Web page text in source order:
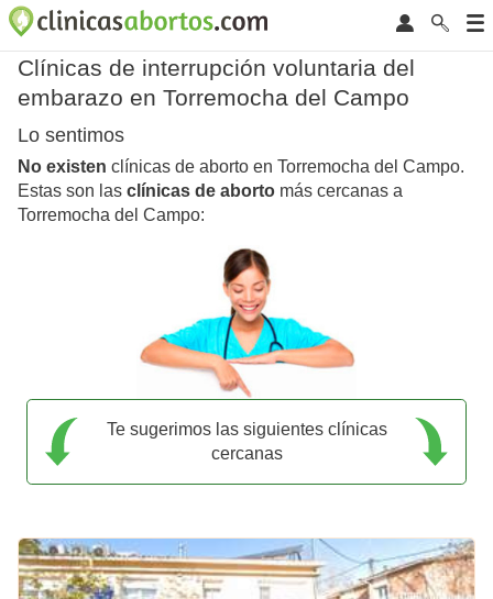
Clínicas de interrupción voluntaria del
embarazo en Torremocha del Campo
Lo sentimos
No existen clínicas de aborto en Torremocha del Campo.
Estas son las clínicas de aborto más cercanas a
Torremocha del Campo:
Te sugerimos las siguientes clínicas
cercanas